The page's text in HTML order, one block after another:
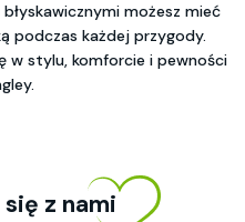
możesz mieć
podczas każdej przygody.
w stylu, komforcie i pewności
z nami